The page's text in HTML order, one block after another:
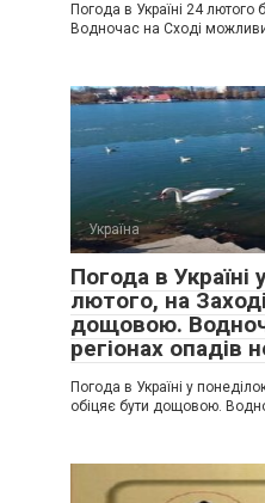
Погода в Україні 24
Водночас на Сході
Україна
Погода в Україні
лютого, на
дощовою.
регіонах опадів
Погода в Україні у
обіцяє бути дощовою.